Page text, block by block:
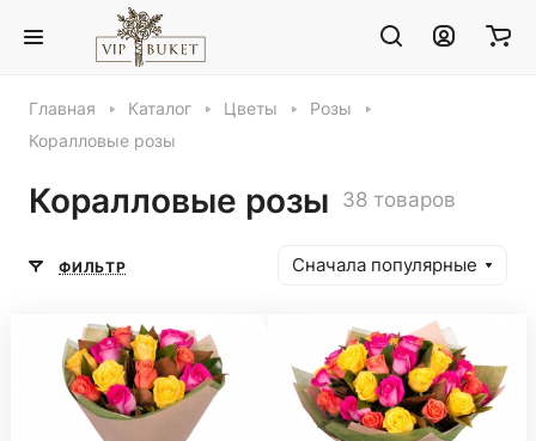
Главная Каталог Цветы
Розы
Коралловые розы
Коралловые розы 38 товаров
ФИЛЬТР Сначала популярные